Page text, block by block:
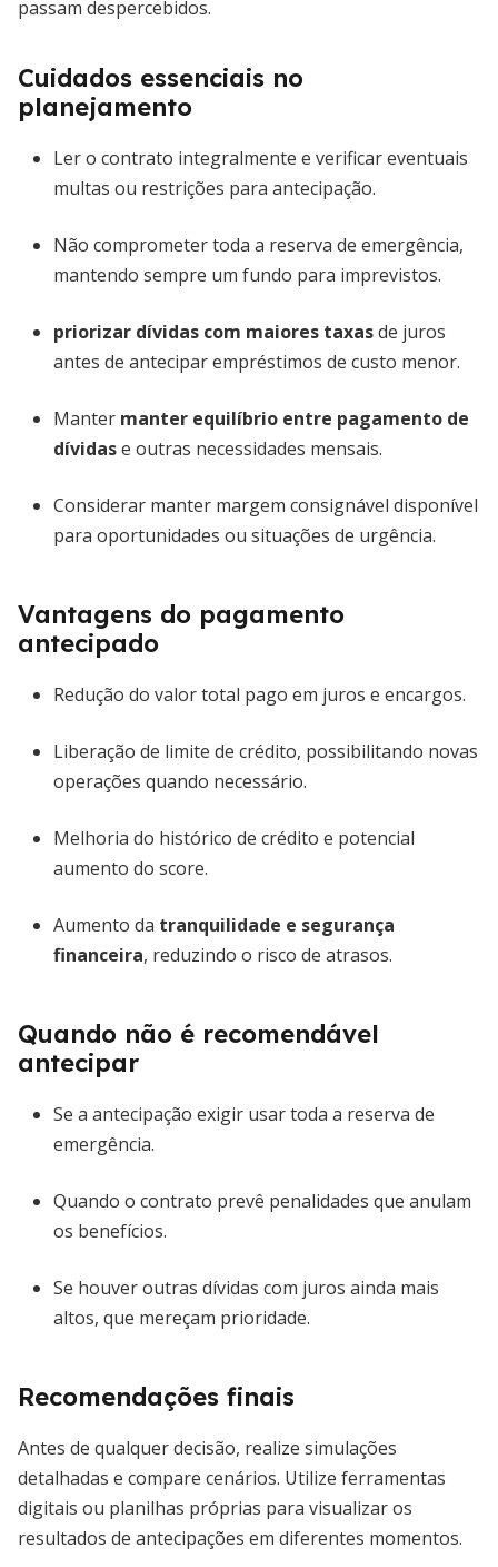
passam despercebidos.
Cuidados essenciais no
planejamento
Ler o contrato integralmente e verificar eventuais
multas ou restrições para antecipação.
Não comprometer toda a reserva de emergência,
mantendo sempre um fundo para imprevistos.
priorizar dívidas com maiores taxasde juros
antes de antecipar empréstimos de custo menor.
Manter manter equilíbrio entre pagamento de
dívidase outras necessidades mensais.
Considerar manter margem consignável disponível
para oportunidades ou situações de urgência.
Vantagens do pagamento
antecipado
Redução do valor total pago em juros e encargos.
Liberação de limite de crédito, possibilitando novas
operações quando necessário.
Melhoria do histórico de crédito e potencial
aumento do score.
Aumento da tranquilidade e segurança
financeira, reduzindo o risco de atrasos.
Quando não é recomendável
antecipar
Se a antecipação exigir usar toda a reserva de
emergência.
Quando o contrato prevê penalidades que anulam
os benefícios.
Se houver outras dívidas com juros ainda mais
altos, que mereçam prioridade.
Recomendações finais
Antes de qualquer decisão, realize simulações
detalhadas e compare cenários. Utilize ferramentas
digitais ou planilhas próprias para visualizar os
resultados de antecipações em diferentes momentos.